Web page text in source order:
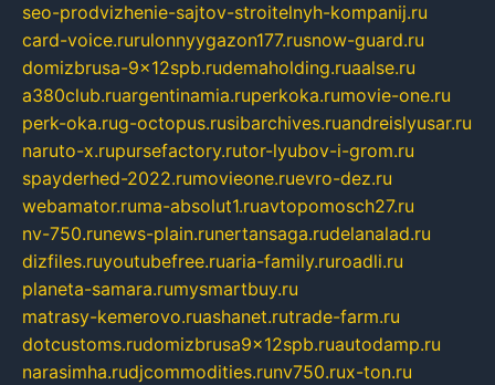
seo-prodvizhenie-sajtov-stroitelnyh-kompanij.ru
card-voice.rurulonnyygazon177.rusnow-guard.ru
domizbrusa-9x12spb.rudemaholding.ruaalse.ru
a380club.ruargentinamia.ruperkoka.rumovie-one.ru
perk-oka.rug-octopus.rusibarchives.ruandreislyusar.ru
naruto-x.rupursefactory.rutor-lyubov-i-grom.ru
spayderhed-2022.rumovieone.ruevro-dez.ru
webamator.ruma-absolut1.ruavtopomosch27.ru
nv-750.runews-plain.runertansaga.rudelanalad.ru
dizfiles.ruyoutubefree.ruaria-family.ruroadli.ru
planeta-samara.rumysmartbuy.ru
matrasy-kemerovo.ruashanet.rutrade-farm.ru
dotcustoms.rudomizbrusa9x12spb.ruautodamp.ru
narasimha.rudjcommodities.runv750.rux-ton.ru